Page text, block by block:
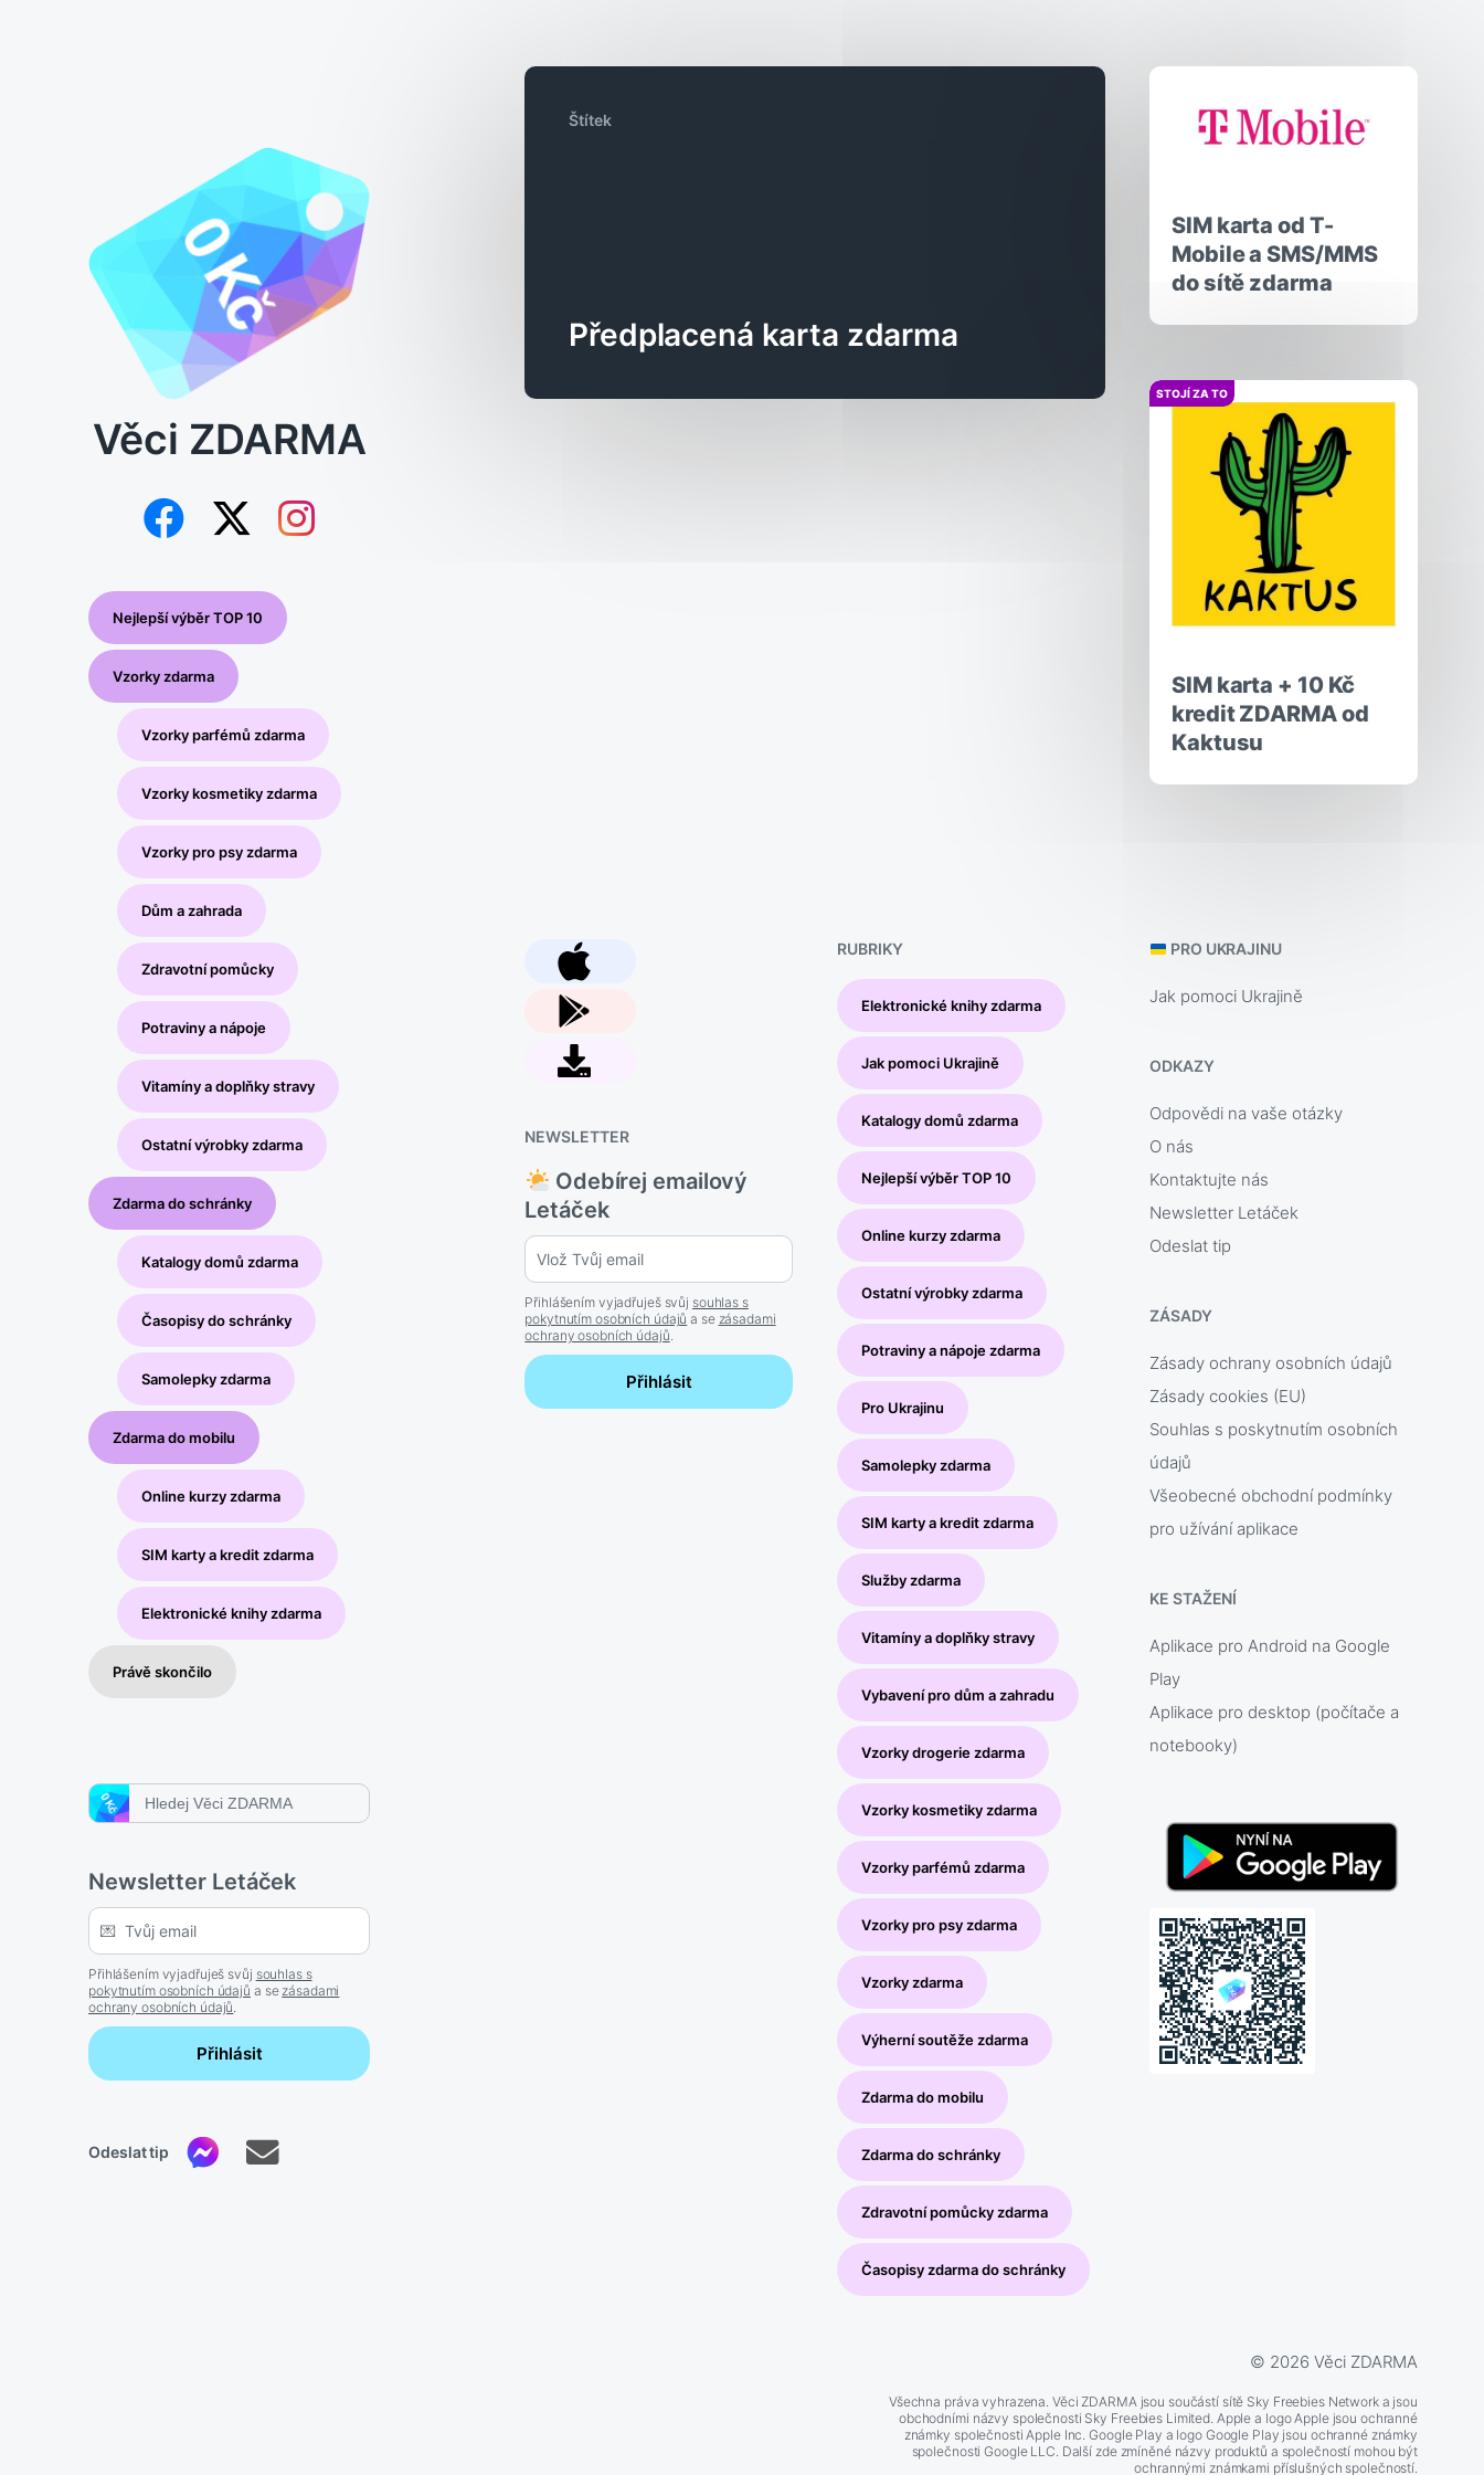
Věci ZDARMA
Nejlepší výběr TOP 10
Vzorky zdarma
Vzorky parfémů zdarma
Vzorky kosmetiky zdarma
Vzorky pro psy zdarma
Dům a zahrada
Zdravotní pomůcky
Potraviny a nápoje
Vitamíny a doplňky stravy
Ostatní výrobky zdarma
Zdarma do schránky
Katalogy domů zdarma
Časopisy do schránky
Samolepky zdarma
Zdarma do mobilu
Online kurzy zdarma
SIM karty a kredit zdarma
Elektronické knihy zdarma
Právě skončilo
Search
for:
Newsletter Letáček
Přihlášením vyjadřuješ svůj souhlas s
pokytnutím osobních údajů a sezásadami
ochrany osobních údajů.
Přihlásit
Odeslat tip
Štítek
Předplacená karta zdarma
SIM karta od T-
Mobile a SMS/MMS
do sítě zdarma
STOJÍ ZA TO
SIM karta + 10 Kč
kredit ZDARMA od
Kaktusu
NEWSLETTER
Odebírej emailový
Letáček
Přihlášením vyjadřuješ svůj souhlas s
pokytnutím osobních údajů a se zásadami
ochrany osobních údajů.
Přihlásit
RUBRIKY
Elektronické knihy zdarma
Jak pomoci Ukrajině
Katalogy domů zdarma
Nejlepší výběr TOP 10
Online kurzy zdarma
Ostatní výrobky zdarma
Potraviny a nápoje zdarma
Pro Ukrajinu
Samolepky zdarma
SIM karty a kredit zdarma
Služby zdarma
Vitamíny a doplňky stravy
Vybavení pro dům a zahradu
Vzorky drogerie zdarma
Vzorky kosmetiky zdarma
Vzorky parfémů zdarma
Vzorky pro psy zdarma
Vzorky zdarma
Výherní soutěže zdarma
Zdarma do mobilu
Zdarma do schránky
Zdravotní pomůcky zdarma
Časopisy zdarma do schránky
PRO UKRAJINU
Jak pomoci Ukrajině
ODKAZY
Odpovědi na vaše otázky
O nás
Kontaktujte nás
Newsletter Letáček
Odeslat tip
ZÁSADY
Zásady ochrany osobních údajů
Zásady cookies (EU)
Souhlas s poskytnutím osobních
údajů
Všeobecné obchodní podmínky
pro užívání aplikace
KE STAŽENÍ
Aplikace pro Android na Google
Play
Aplikace pro desktop (počítače a
notebooky)
© 2026 Věci ZDARMA
Všechna práva vyhrazena. Věci ZDARMA jsou součástí sítě Sky Freebies Network a jsou
obchodními názvy společnosti Sky Freebies Limited. Apple a logo Apple jsou ochranné
známky společnosti Apple Inc. Google Play a logo Google Play jsou ochranné známky
společnosti Google LLC. Další zde zmíněné názvy produktů a společností mohou být
ochrannými známkami příslušných společností.